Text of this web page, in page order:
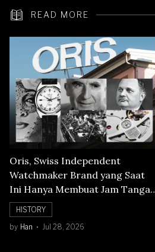
READ MORE
Oris, Swiss Independent
Watchmaker Brand yang Saat
Ini Hanya Membuat Jam Tangan
Mechanical
HISTORY
by Han Jul 28, 2026